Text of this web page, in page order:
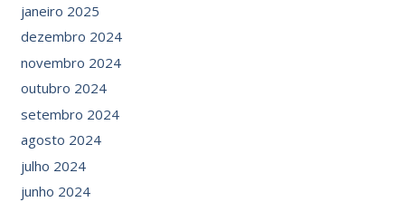
janeiro 2025
dezembro 2024
novembro 2024
outubro 2024
setembro 2024
agosto 2024
julho 2024
junho 2024